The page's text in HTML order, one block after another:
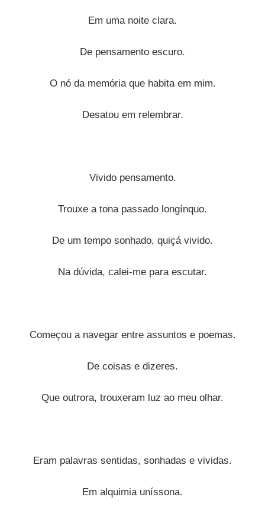
Em uma noite clara.
De pensamento escuro.
O nó da memória que habita em mim.
Desatou em relembrar.
Vivido pensamento.
Trouxe a tona passado longínquo.
De um tempo sonhado, quiçá vivido.
Na dúvida, calei-me para escutar.
Começou a navegar entre assuntos e poemas.
De coisas e dizeres.
Que outrora, trouxeram luz ao meu olhar.
Eram palavras sentidas, sonhadas e vividas.
Em alquimia uníssona.